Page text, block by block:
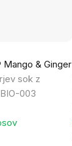
Mango & Ginger
sok z
003